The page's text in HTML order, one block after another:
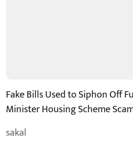
Fake Bills Used to Siphon Off
Minister Housing Scheme
sakal